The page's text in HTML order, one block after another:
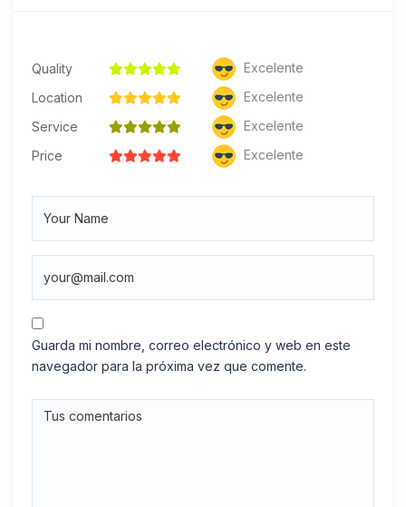
Quality
Excelente
Location
Excelente
Service
Excelente
Price
Excelente
Guarda mi nombre, correo electrónico y web en este
navegador para la próxima vez que comente.